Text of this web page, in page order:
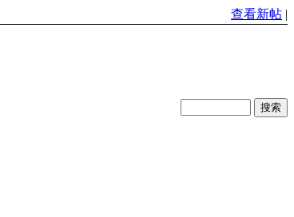
查看新帖 |